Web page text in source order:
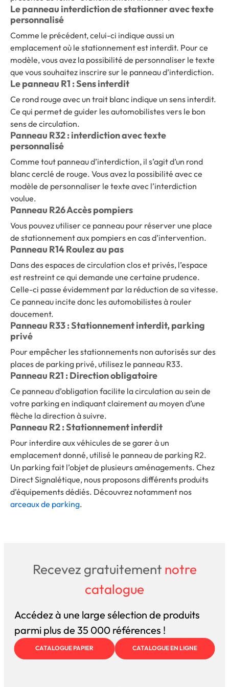
Le panneau interdiction de stationner avec texte
personnalisé
Comme le précédent, celui-ci indique aussi un
emplacement où le stationnement est interdit. Pour ce
modèle, vous avez la possibilité de personnaliser le texte
que vous souhaitez inscrire sur le panneau d’interdiction.
Le panneau R1 : Sens interdit
Ce rond rouge avec un trait blanc indique un sens interdit.
Ce qui permet de guider les automobilistes vers le bon
sens de circulation.
Panneau R32 : interdiction avec texte
personnalisé
Comme tout panneau d’interdiction, il s’agit d’un rond
blanc cerclé de rouge. Vous avez la possibilité avec ce
modèle de personnaliser le texte avec l’interdiction
voulue.
Panneau R26 Accès pompiers
Vous pouvez utiliser ce panneau pour réserver une place
de stationnement aux pompiers en cas d’intervention.
Panneau R14 Roulez au pas
Dans des espaces de circulation clos et privés, l’espace
est restreint ce qui demande une certaine prudence.
Celle-ci passe évidemment par la réduction de sa vitesse.
Ce panneau incite donc les automobilistes à rouler
doucement.
Panneau R33 : Stationnement interdit, parking
privé
Pour empêcher les stationnements non autorisés sur des
places de parking privé, utilisez le panneau R33.
Panneau R21 : Direction obligatoire
Ce panneau d’obligation facilite la circulation au sein de
votre parking en indiquant clairement au moyen d’une
flèche la direction à suivre.
Panneau R2 : Stationnement interdit
Pour interdire aux véhicules de se garer à un
emplacement donné, utilisé le panneau de parking R2.
Un parking fait l’objet de plusieurs aménagements. Chez
Direct Signalétique, nous proposons différents produits
d’équipements dédiés. Découvrez notamment nos
arceaux de parking.
Recevez gratuitement notre
catalogue
Accédez à une large sélection de produits
parmi plus de 35 000 références !
CATALOGUE PAPIER CATALOGUE EN LIGNE